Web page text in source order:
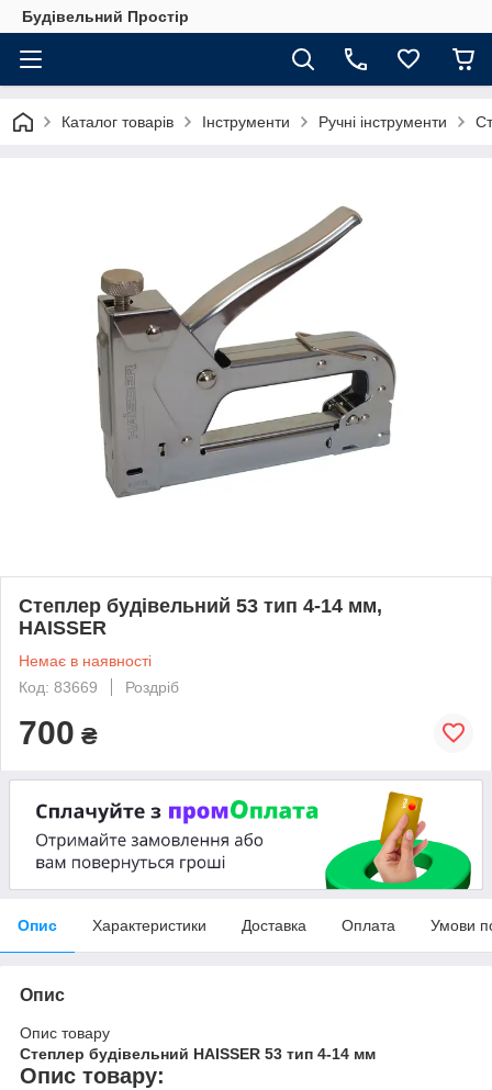
Будівельний Простір
Каталог товарів Інструменти Ручні інструменти
Степлер будівельний 53 тип 4-14 мм,
HAISSER
Немає в наявності
Код: 83669
Роздріб
700 ₴
Опис Характеристики Доставка Оплата Умови
Опис
Опис товару
Степлер будівельний HAISSER 53 тип 4-14 мм
Опис товару: